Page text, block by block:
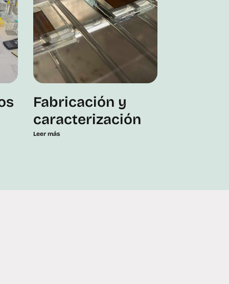
Fabricación y
caracterización
Leer más